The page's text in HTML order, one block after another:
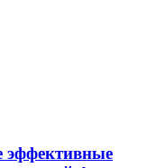
эффективные